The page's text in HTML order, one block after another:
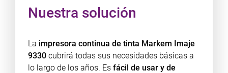
Nuestra solución
La impresora continua de tinta Markem Imaje
9330cubrirá todas sus necesidades básicas a
lo largo de los años. Es fácil de usar y de